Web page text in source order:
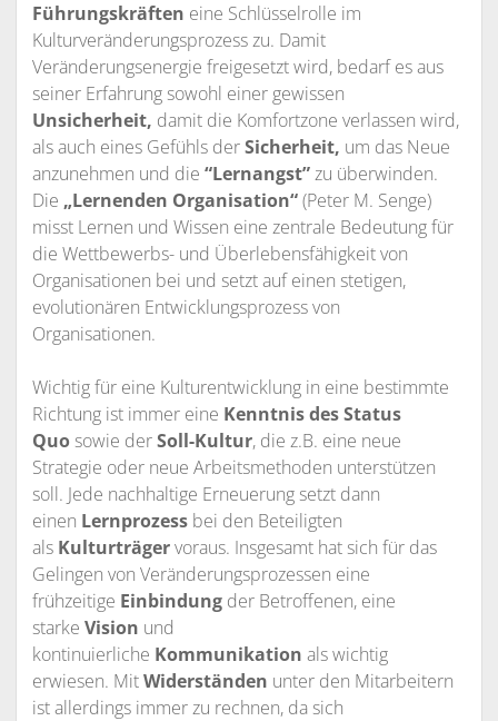
Führungskräften eine Schlüsselrolle im
Kulturveränderungsprozess zu. Damit
Veränderungsenergie freigesetzt wird, bedarf es aus
seiner Erfahrung sowohl einer gewissen
Unsicherheit, damit die Komfortzone verlassen wird,
als auch eines Gefühls derSicherheit, um das Neue
anzunehmen und die “Lernangst”zu überwinden.
Die „Lernenden Organisation“(Peter M. Senge)
misst Lernen und Wissen eine zentrale Bedeutung für
die Wettbewerbs- und Überlebensfähigkeit von
Organisationen bei und setzt auf einen stetigen,
evolutionären Entwicklungsprozess von
Organisationen.
Wichtig für eine Kulturentwicklung in eine bestimmte
Richtung ist immer eine Kenntnis des Status
Quosowie derSoll-Kultur, die z.B. eine neue
Strategie oder neue Arbeitsmethoden unterstützen
soll. Jede nachhaltige Erneuerung setzt dann
einen Lernprozess bei den Beteiligten
als Kulturträgervoraus. Insgesamt hat sich für das
Gelingen von Veränderungsprozessen eine
frühzeitige Einbindungder Betroffenen, eine
starke Vision und
kontinuierliche Kommunikation als wichtig
erwiesen. MitWiderständen unter den Mitarbeitern
ist allerdings immer zu rechnen, da sich